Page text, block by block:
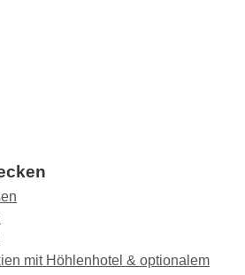
mit Höhlenhotel & optionalem